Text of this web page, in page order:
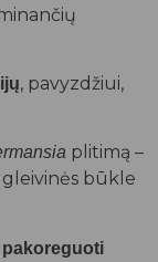
, pavyzdžiui,
plitimą –
gleivinės būkle
pakoreguoti